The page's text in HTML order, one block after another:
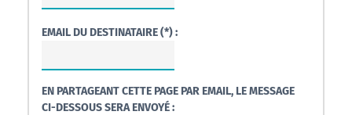
EMAIL DU DESTINATAIRE (*) :
EN PARTAGEANT CETTE PAGE PAR EMAIL, LE MESSAGE
CI-DESSOUS SERA ENVOYÉ :